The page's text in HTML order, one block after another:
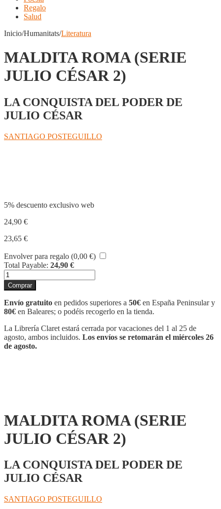
Regalo
Salud
Inicio/Humanitats/Literatura
MALDITA ROMA (SERIE
JULIO CÉSAR 2)
LA CONQUISTA DEL PODER DE
JULIO CÉSAR
SANTIAGO POSTEGUILLO
5% descuento exclusivo web
24,90 €
23,65 €
Envolver para regalo (0,00 €)
Total Payable: 24,90 €
MALDITA
ROMA
(SERIE
JULIO
CÉSAR
cantidad
Comprar
Envío gratuito en pedidos superiores a 50€ en España Peninsular y
80€ en Baleares; o podéis recogerlo en la tienda.
La Librería Claret estará cerrada por vacaciones del 1 al 25 de
agosto, ambos incluidos. Los envíos se retomarán el miércoles 26
de agosto.
MALDITA ROMA (SERIE
JULIO CÉSAR 2)
LA CONQUISTA DEL PODER DE
JULIO CÉSAR
SANTIAGO POSTEGUILLO